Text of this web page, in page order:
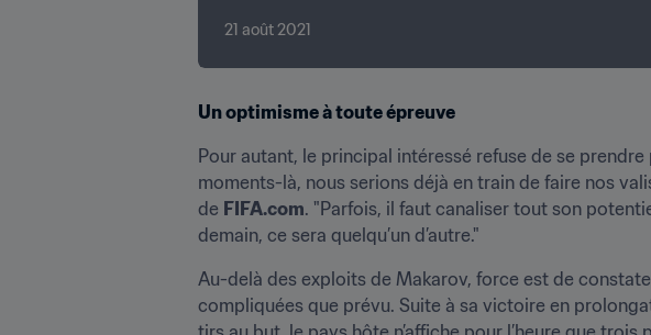
21 août 2021
Un optimisme à toute épreuve
Pour autant, le principal intéressé refuse de se prendre
moments-là, nous serions déjà en train de faire nos
de FIFA.com. "Parfois, il faut canaliser tout son
demain, ce sera quelqu’un d’autre."
Au-delà des exploits de Makarov, force est de
compliquées que prévu. Suite à sa victoire en